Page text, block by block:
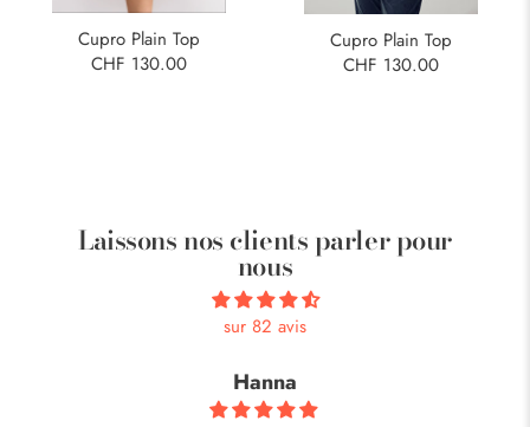
Cupro Plain Top
CHF 130.00
Cupro Plain Top
CHF 130.00
Laissons nos clients parler pour
nous
sur 82 avis
Hanna